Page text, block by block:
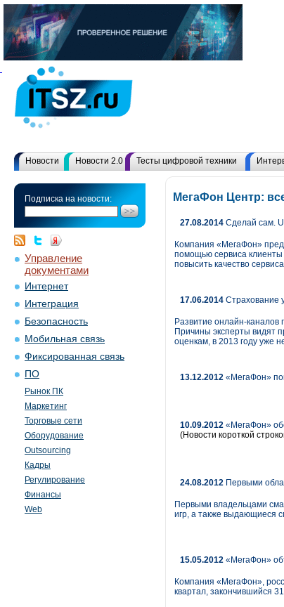
Новости Новости 2.0 Тесты цифровой техники
Подписка на новости:
Управление
документами
Интернет
Интеграция
Безопасность
Мобильная связь
Фиксированная связь
ПО
Рынок ПК
Маркетинг
Торговые сети
Оборудование
Outsourcing
Кадры
Регулирование
Финансы
Web
МегаФон Центр:
27.08.2014 Сделай сам.
Компания «МегаФон»
помощью сервиса клиенты
повысить качество
17.06.2014 Страхование
Развитие онлайн-каналов
Причины эксперты видят
оценкам, в 2013 году уже
13.12.2012 «МегаФон»
10.09.2012 «МегаФон»
(Новости короткой
24.08.2012 Первыми
Первыми владельцами
игр, а также выдающиеся
15.05.2012 «МегаФон»
Компания «МегаФон»,
квартал, закончившийся